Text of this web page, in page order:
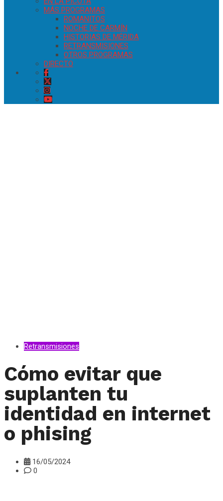
MÁS PROGRAMAS
ROMANITOS
NOCHE DE CARMÍN
HISTORIAS DE MÉRIDA
RETRANSMISIONES
OTROS PROGRAMAS
DIRECTO
Retransmisiones
Cómo evitar que
suplanten tu
identidad en internet
o phising
16/05/2024
0